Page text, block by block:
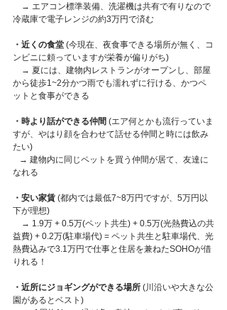
冷蔵庫で電子レンジの約3万円で済む
・近くの食堂 (今現在、夜食事できる場所が無く、コ
ンビニに頼っていますが栄養が偏りがち)
→ 夏には、建物内レストランがオープンし、部屋
から徒歩1~2分かつ雨でも濡れずに行ける、かつペ
ットと食事ができる
・時より話ができる仲間 (エア何とかも流行っていま
すが、やはり顔を合わせて話せる仲間と時には飲み
たい)
なれる
・安い家賃 (都内では最低7~8万円ですが、5万円以
下が理想)
→ 1.9万 + 0.5万(ペット共生) + 0.5万(光熱費込の共
益費) + 0.2万(駐車場代) = ペット共生と駐車場代、光
熱費込みで3.1万円で仕事と住居を兼ねたSOHOが借
りれる！
・近所にジョギングができる場所 (川沿いや大きな公
園があるとベスト)